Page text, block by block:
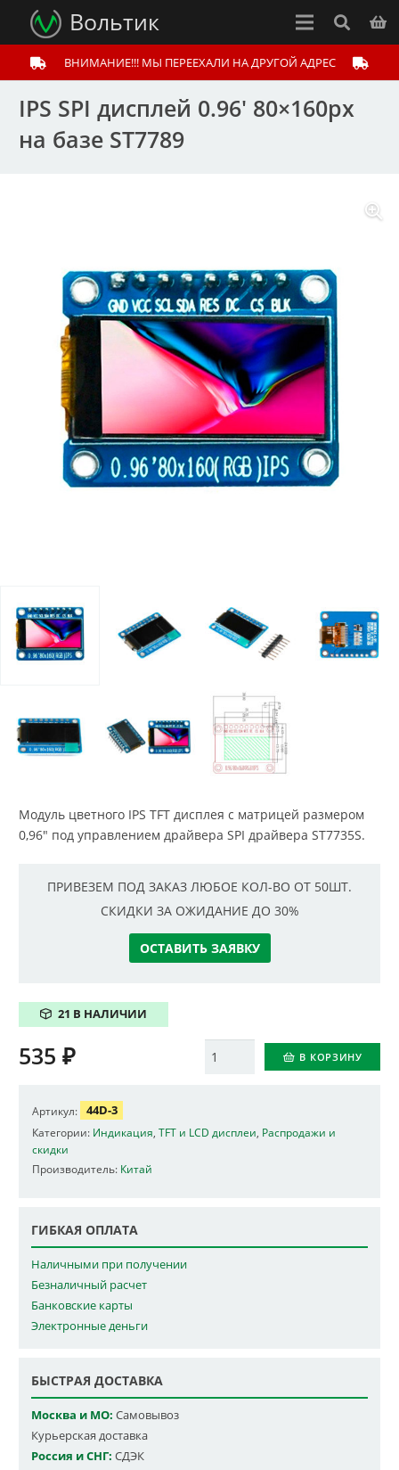
Вольтик
ВНИМАНИЕ!!! МЫ ПЕРЕЕХАЛИ НА ДРУГОЙ АДРЕС
IPS SPI дисплей 0.96′ 80×160px
на базе ST7789
Модуль цветного IPS TFT дисплея с матрицей размером
0,96″ под управлением драйвера SPI драйвера ST7735S.
ПРИВЕЗЕМ ПОД ЗАКАЗ ЛЮБОЕ КОЛ-ВО ОТ 50ШТ.
СКИДКИ ЗА ОЖИДАНИЕ ДО 30%
ОСТАВИТЬ ЗАЯВКУ
21 В НАЛИЧИИ
Количество В КОРЗИНУ
535 ₽
Артикул: 44D-3
Категории: Индикация TFT и LCD дисплеи Распродажи и
скидки
Производитель: Китай
ГИБКАЯ ОПЛАТА
Наличными при получении
Безналичный расчет
Банковские карты
Электронные деньги
БЫСТРАЯ ДОСТАВКА
Москва и МО: Самовывоз
Курьерская доставка
Россия и СНГ: СДЭК